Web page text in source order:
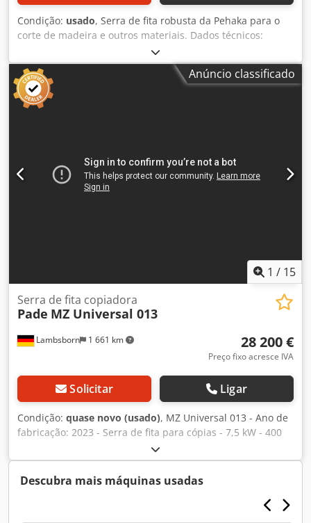
Condição: usado, Serra de fita robusta da Pehaka para o
corte de madeira e outros materiais. Dados técnicos:
Dsdpfx Aezryvgsf Rjck - Diâmetro da roda: 800 mm - Motor:
3 kW - Altura máxima de passagem: aproximadamente 350
mm
Anúncio classificado
1 / 15
Lambsborn 1 661 km
Serra de fita copiadora
Pade MZ Universal 013
28 200 €
Preço fixo acresce IVA
Solicitar Ligar
Condição: quase novo (usado), MZ Universal 013 - Ano de
fabricação: 2023 - Serra de fita para cópias - 7,5 kW - 400
Volts Dcodpfezqgkzox Af Rok - Ângulo de corte a laser
+45°/-45° - Preço novo: 54.000 € - Dimensões: 3800 x 2300 x
2470 (A) - Peso: 2000 kg
Descubra mais máquinas usadas